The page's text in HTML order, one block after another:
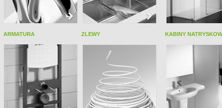
ARMATURA ZLEWY KABINY